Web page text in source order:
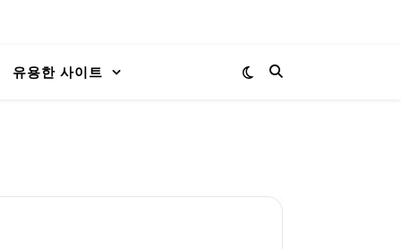
유용한 사이트